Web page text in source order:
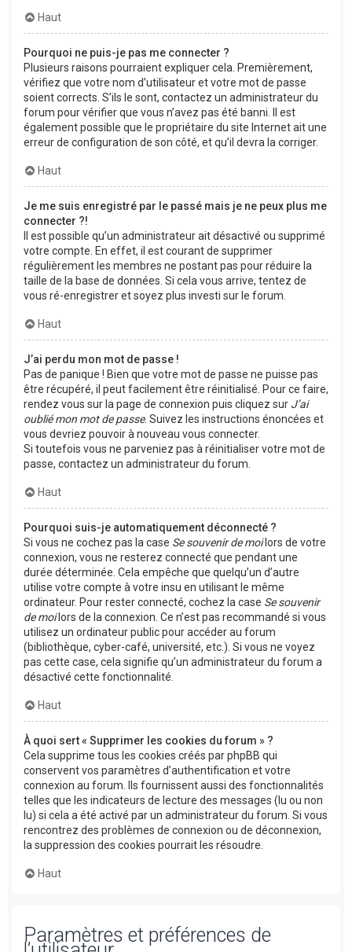
Haut
Pourquoi ne puis-je pas me connecter ?
Plusieurs raisons pourraient expliquer cela. Premièrement,
vérifiez que votre nom d’utilisateur et votre mot de passe
soient corrects. S’ils le sont, contactez un administrateur du
forum pour vérifier que vous n’avez pas été banni. Il est
également possible que le propriétaire du site Internet ait une
erreur de configuration de son côté, et qu’il devra la corriger.
Haut
Je me suis enregistré par le passé mais je ne peux plus me
connecter ?!
Il est possible qu’un administrateur ait désactivé ou supprimé
votre compte. En effet, il est courant de supprimer
régulièrement les membres ne postant pas pour réduire la
taille de la base de données. Si cela vous arrive, tentez de
vous ré-enregistrer et soyez plus investi sur le forum.
Haut
J’ai perdu mon mot de passe !
Pas de panique ! Bien que votre mot de passe ne puisse pas
être récupéré, il peut facilement être réinitialisé. Pour ce faire,
rendez vous sur la page de connexion puis cliquez sur J’ai
oublié mon mot de passe. Suivez les instructions énoncées et
vous devriez pouvoir à nouveau vous connecter.
Si toutefois vous ne parveniez pas à réinitialiser votre mot de
passe, contactez un administrateur du forum.
Haut
Pourquoi suis-je automatiquement déconnecté ?
Si vous ne cochez pas la case Se souvenir de moilors de votre
connexion, vous ne resterez connecté que pendant une
durée déterminée. Cela empêche que quelqu’un d’autre
utilise votre compte à votre insu en utilisant le même
ordinateur. Pour rester connecté, cochez la case Se souvenir
de moilors de la connexion. Ce n’est pas recommandé si vous
utilisez un ordinateur public pour accéder au forum
(bibliothèque, cyber-café, université, etc.). Si vous ne voyez
pas cette case, cela signifie qu’un administrateur du forum a
désactivé cette fonctionnalité.
Haut
À quoi sert « Supprimer les cookies du forum » ?
Cela supprime tous les cookies créés par phpBB qui
conservent vos paramètres d’authentification et votre
connexion au forum. Ils fournissent aussi des fonctionnalités
telles que les indicateurs de lecture des messages (lu ou non
lu) si cela a été activé par un administrateur du forum. Si vous
rencontrez des problèmes de connexion ou de déconnexion,
la suppression des cookies pourrait les résoudre.
Haut
Paramètres et préférences de